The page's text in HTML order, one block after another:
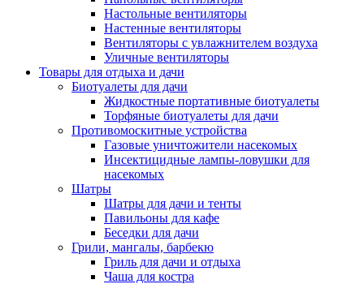
Настольные вентиляторы
Настенные вентиляторы
Вентиляторы с увлажнителем воздуха
Уличные вентиляторы
Товары для отдыха и дачи
Биотуалеты для дачи
Жидкостные портативные биотуалеты
Торфяные биотуалеты для дачи
Противомоскитные устройства
Газовые уничтожители насекомых
Инсектицидные лампы-ловушки для
насекомых
Шатры
Шатры для дачи и тенты
Павильоны для кафе
Беседки для дачи
Грили, мангалы, барбекю
Гриль для дачи и отдыха
Чаша для костра